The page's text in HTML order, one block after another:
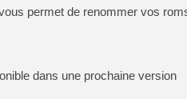
[Mo5] DOOM arrive en
[GK] Bethesda fête les 30
[GK] Roblox : l'action en
[GK] Agenda - GeForce
permet de renommer vos
dans une prochaine version